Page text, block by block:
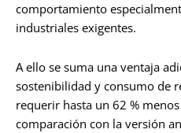
comportamiento
industriales exigentes.
A ello se suma una ventaja
sostenibilidad y consumo de
requerir hasta un 62 %
comparación con la versión